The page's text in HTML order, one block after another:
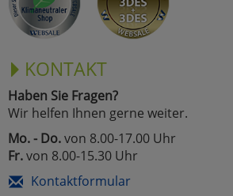
KONTAKT
Haben Sie Fragen?
Wir helfen Ihnen gerne weiter.
Mo. - Do.von 8.00-17.00 Uhr
Fr.von 8.00-15.30 Uhr
Kontaktformular